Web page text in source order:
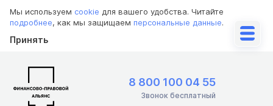
Мы используем cookie для вашего удобства. Читайте
подробнее, как мы защищаем персональные данные.
Принять
8 800 100 04 55
Звонок бесплатный